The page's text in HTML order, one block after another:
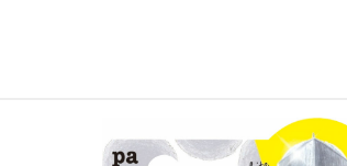
加